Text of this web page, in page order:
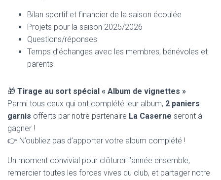
Bilan sportif et financier de la saison écoulée
Projets pour la saison 2025/2026
Questions/réponses
Temps d’échanges avec les membres, bénévoles et
parents
🎁 Tirage au sort spécial « Album de vignettes »
Parmi tous ceux qui ont complété leur album, 2 paniers
garnis offerts par notre partenaire La Caserne seront à
gagner !
👉 N’oubliez pas d’apporter votre album complété !
Un moment convivial pour clôturer l’année ensemble,
remercier toutes les forces vives du club, et partager notre